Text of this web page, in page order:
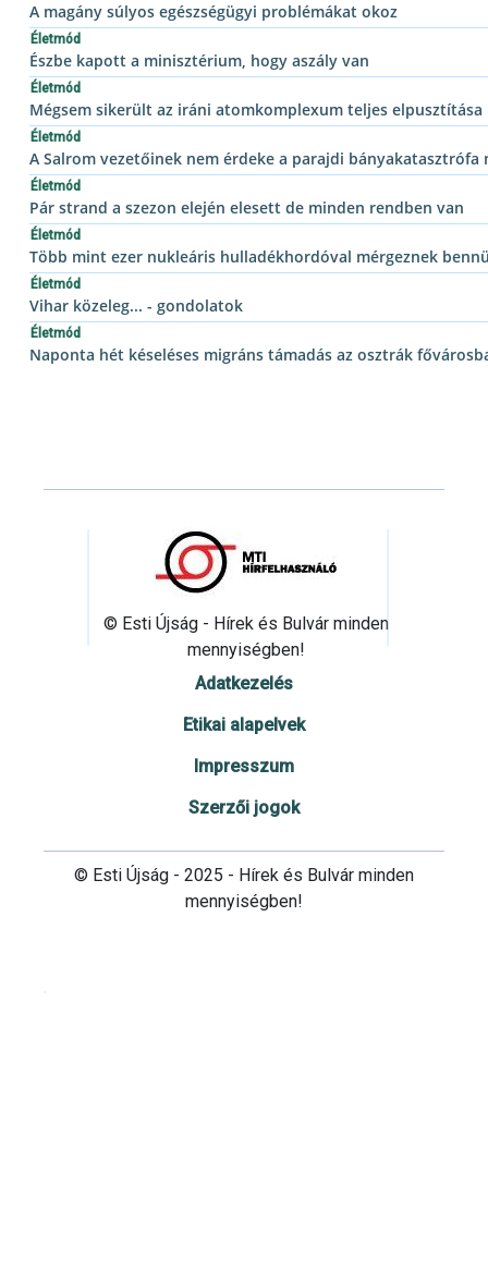
A magány súlyos egészségügyi problémákat okoz
Életmód
Észbe kapott a minisztérium, hogy aszály van
Életmód
Mégsem sikerült az iráni atomkomplexum teljes elpusztítása
Életmód
A Salrom vezetőinek nem érdeke a parajdi bányakatasztrófa
Életmód
Pár strand a szezon elején elesett de minden rendben van
Életmód
Több mint ezer nukleáris hulladékhordóval mérgeznek
Életmód
Vihar közeleg... - gondolatok
Életmód
Naponta hét késeléses migráns támadás az osztrák
© Esti Újság - Hírek és Bulvár minden
mennyiségben!
Adatkezelés
Etikai alapelvek
Impresszum
Szerzői jogok
© Esti Újság - 2025 - Hírek és Bulvár minden
mennyiségben!